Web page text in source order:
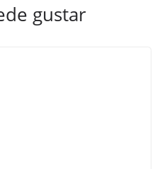
gustar